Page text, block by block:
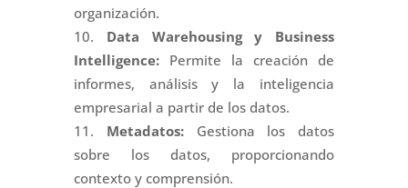
organización.
Data Warehousing y Business
Intelligence:Permite la creación de
informes, análisis y la inteligencia
empresarial a partir de los datos.
Metadatos:Gestiona los datos
sobre los datos, proporcionando
contexto y comprensión.